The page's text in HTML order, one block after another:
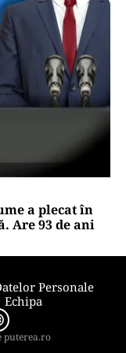
a plecat în
Are 93 de ani
Personale
Echipa
puterea.ro